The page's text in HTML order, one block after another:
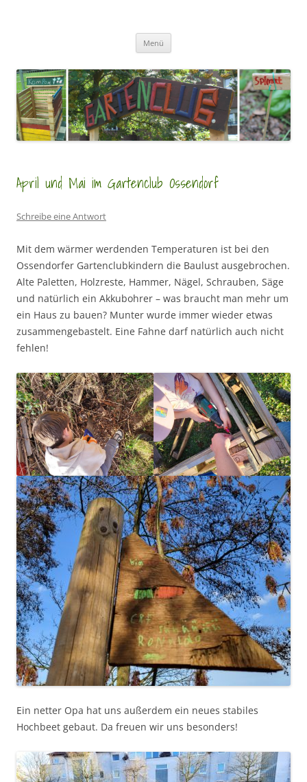
Menü
April und Mai im Gartenclub Ossendorf
Schreibe eine Antwort
Mit dem wärmer werdenden Temperaturen ist bei den
Ossendorfer Gartenclubkindern die Baulust ausgebrochen.
Alte Paletten, Holzreste, Hammer, Nägel, Schrauben, Säge
und natürlich ein Akkubohrer – was braucht man mehr um
ein Haus zu bauen? Munter wurde immer wieder etwas
zusammengebastelt. Eine Fahne darf natürlich auch nicht
fehlen!
Ein netter Opa hat uns außerdem ein neues stabiles
Hochbeet gebaut. Da freuen wir uns besonders!